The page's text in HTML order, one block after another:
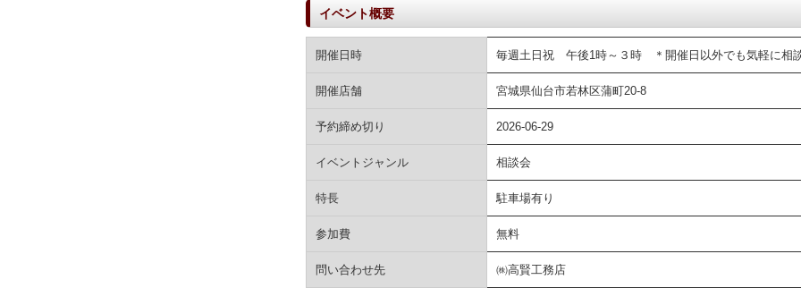
イベント概要
開催日時 毎週土日祝 午後1時～３時 ＊開催日以外でも気軽に相
開催店舗 宮城県仙台市若林区蒲町20-8
予約締め切り 2026-06-29
イベントジャンル 相談会
特長 駐車場有り
参加費 無料
問い合わせ先 ㈱高賢工務店